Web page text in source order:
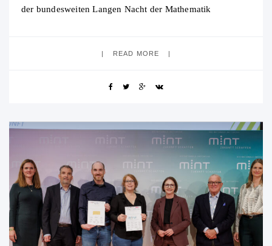
der bundesweiten Langen Nacht der Mathematik
READ MORE